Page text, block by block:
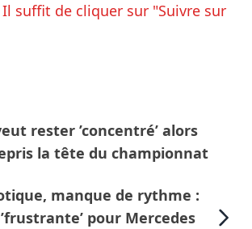
Il suffit de cliquer sur "Suivre sur
rester ’concentré’ alors
la tête du championnat
manque de rythme :
pour Mercedes